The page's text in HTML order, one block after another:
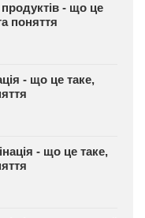
- що це
поняття
- що це таке,
- що це таке,